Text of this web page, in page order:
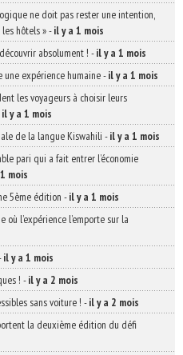
ne doit pas rester une intention,
hôtels »-il y a 1 mois
absolument ! -il y a 1 mois
expérience humaine-il y a 1 mois
les voyageurs à choisir leurs
il y a 1 mois
de la langue Kiswahili -il y a 1 mois
pari qui a fait entrer l’économie
mois
5ème édition -il y a 1 mois
où l’expérience l’emporte sur la
il y a 1 mois
! -il y a 2 mois
sans voiture ! -il y a 2 mois
la deuxième édition du défi